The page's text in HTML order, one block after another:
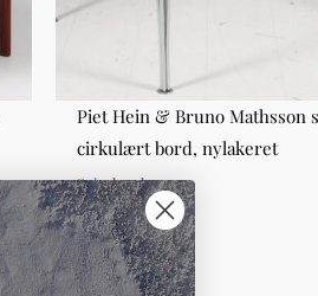
Piet Hein & Bruno Mathsson
cirkulært bord, nylakeret
Spiseborde
DKK 6.500,00